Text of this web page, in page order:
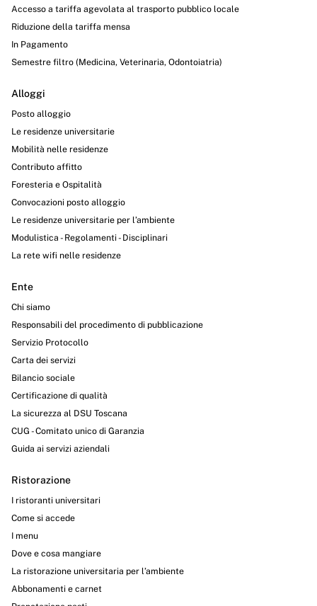
Accesso a tariffa agevolata al trasporto pubblico locale
Riduzione della tariffa mensa
In Pagamento
Semestre filtro (Medicina, Veterinaria, Odontoiatria)
Alloggi
Posto alloggio
Le residenze universitarie
Mobilità nelle residenze
Contributo affitto
Foresteria e Ospitalità
Convocazioni posto alloggio
Le residenze universitarie per l’ambiente
Modulistica - Regolamenti - Disciplinari
La rete wifi nelle residenze
Ente
Chi siamo
Responsabili del procedimento di pubblicazione
Servizio Protocollo
Carta dei servizi
Bilancio sociale
Certificazione di qualità
La sicurezza al DSU Toscana
CUG - Comitato unico di Garanzia
Guida ai servizi aziendali
Ristorazione
I ristoranti universitari
Come si accede
I menu
Dove e cosa mangiare
La ristorazione universitaria per l’ambiente
Abbonamenti e carnet